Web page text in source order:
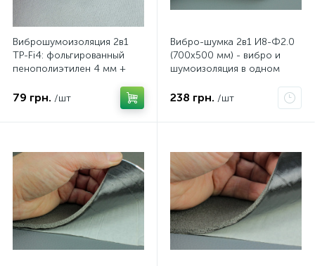
Виброшумоизоляция 2в1
TP-Fi4: фольгированный
пенополиэтилен 4 мм +
20 см, длина 1 м
79 грн. /шт
Вибро-шумка 2в1 И8-Ф2.0
(700х500 мм) - вибро и
шумоизоляция в одном
238 грн. /шт